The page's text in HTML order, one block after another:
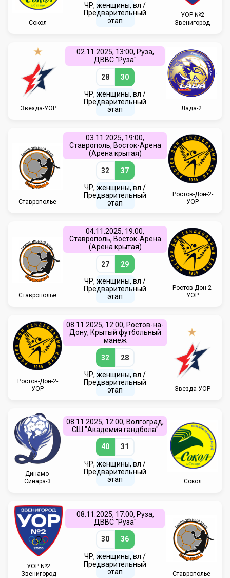
Сокол
ЧР, женщины, вл /
Предварительный
этап
УОР №2
Звенигород
Звезда-УОР
02.11.2025, 13:00, Руза,
ДВВС "Руза"
28 30
ЧР, женщины, вл /
Предварительный
этап
Лада-2
Ставрополье
03.11.2025, 19:00,
Ставрополь, Восток-Арена
(Арена крытая)
32 37
ЧР, женщины, вл /
Предварительный
этап
Ростов-Дон-2-
УОР
Ставрополье
04.11.2025, 19:00,
Ставрополь, Восток-Арена
(Арена крытая)
27 29
ЧР, женщины, вл /
Предварительный
этап
Ростов-Дон-2-
УОР
Ростов-Дон-2-
УОР
08.11.2025, 12:00, Ростов-на-
Дону, Крытый футбольный
манеж
32 28
ЧР, женщины, вл /
Предварительный
этап
Звезда-УОР
Динамо-
Синара-3
08.11.2025, 12:00, Волгоград,
СШ "Академия гандбола"
40 31
ЧР, женщины, вл /
Предварительный
этап
Сокол
УОР №2
Звенигород
08.11.2025, 17:00, Руза,
ДВВС "Руза"
30 36
ЧР, женщины, вл /
Предварительный
этап
Ставрополье